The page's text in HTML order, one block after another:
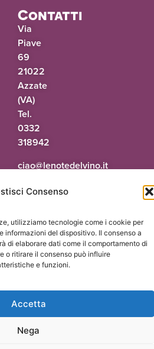
Consenso
utilizziamo tecnologie come i cookie per
informazioni del dispositivo. Il consenso a
di elaborare dati come il comportamento di
o ritirare il consenso può influire
e funzioni.
Accetta
Nega
Contatti
Via
Piave
69
21022
Azzate
(VA)
Tel.
0332
318942
ti.onivledetonel
@oaic
Terrapieno | P.Iva 03551160124 |Vorresti
come questo?
acquistato
in Vallemaggia -